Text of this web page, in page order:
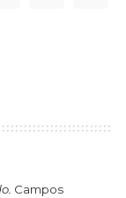
Campos